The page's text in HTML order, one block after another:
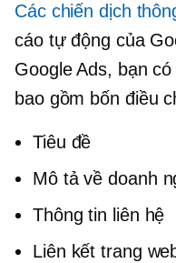
Các chiến dịch
cáo tự động của
Google Ads, bạn
bao gồm bốn điều
Tiêu đề
Mô tả về doanh
Thông tin liên hệ
Liên kết trang